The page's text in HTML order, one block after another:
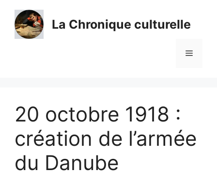
contenu
La Chronique culturelle
Menu
20 octobre 1918 :
création de l’armée
du Danube